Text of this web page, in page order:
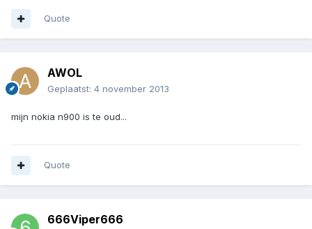
Quote
AWOL
Geplaatst: 4 november 2013
mijn nokia n900 is te oud...
Quote
666Viper666